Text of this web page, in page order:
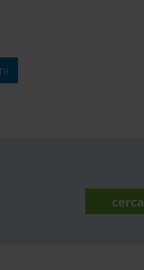
Heinrich Harrer
cerca